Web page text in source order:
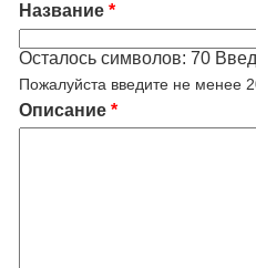
Название *
Осталось символов: 70
Пожалуйста введите не менее
Описание *